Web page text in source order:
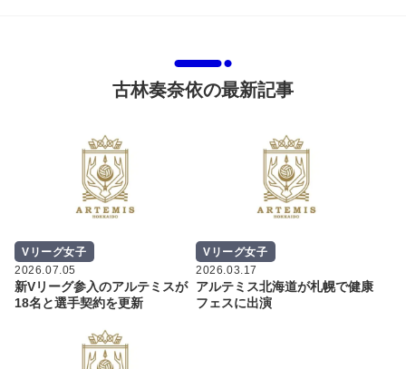
古林奏奈依の最新記事
Vリーグ女子
2026.07.05
新Vリーグ参入のアルテミスが
18名と選手契約を更新
Vリーグ女子
2026.03.17
アルテミス北海道が札幌で健康
フェスに出演